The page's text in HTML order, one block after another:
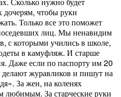
дочерям, чтобы руки
Только все это поможет
лиц. Мы ненавидим
с которыми учились в школе,
в камуфляж. И старше
Даже если по паспорту им 20
делают журавликов и пишут на
За жен, на коленях
За старческие руки